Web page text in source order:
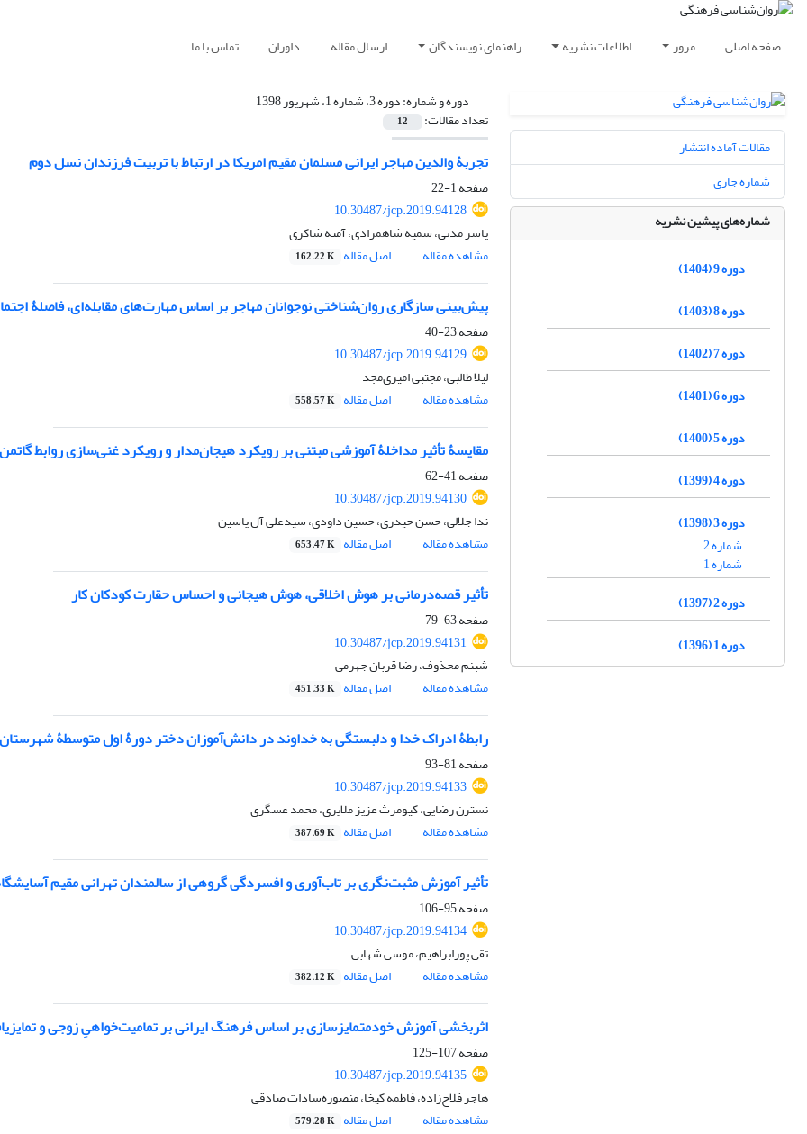
صفحه اصلی مرور اطلاعات نشریه راهنمای نویسندگان ارسال مقاله داوران تماس با ما
دوره و شماره:دوره 3، شماره 1، شهریور 1398
تعداد مقالات: 12
تجربۀ والدین مهاجر ایرانی مسلمان مقیم امریکا در ارتباط با تربیت فرزندان نسل دوم
صفحه1-22
10.30487/jcp.2019.94128
یاسر مدنی، سمیه شاهمرادی، آمنه شاکری
مشاهده مقاله
اصل مقاله 162.22 K
پیش‌بینی سازگاری روان‌شناختی نوجوانان مهاجر بر اساس مهارت‌های مقابله‌ای، فاصلۀ
صفحه23-40
10.30487/jcp.2019.94129
لیلا طالبی، مجتبی امیری‌مجد
مشاهده مقاله
اصل مقاله 558.57 K
مقایسۀ تأثیر مداخلۀ آموزشی مبتنی بر رویکرد هیجان‌مدار و رویکرد غنی‌سازی روابط
صفحه41-62
10.30487/jcp.2019.94130
ندا جلالی، حسن حیدری، حسین داودی، سیدعلی آل یاسین
مشاهده مقاله
اصل مقاله 653.47 K
تأثیر قصه‌درمانی بر هوش اخلاقی، هوش هیجانی و احساس حقارت کودکان کار
صفحه63-79
10.30487/jcp.2019.94131
شبنم محذوف، رضا قربان جهرمی
مشاهده مقاله
اصل مقاله 451.33 K
رابطۀ ادراک خدا و دلبستگی به خداوند در دانش‌آموزان دختر دورۀ اول متوسطۀ شهرستان
صفحه81-93
10.30487/jcp.2019.94133
نسترن رضایی، کیومرث عزیز ملایری، محمد عسگری
مشاهده مقاله
اصل مقاله 387.69 K
تأثیر آموزش مثبت‌نگری بر تاب‌آوری و افسردگی گروهی از سالمندان تهرانی مقیم
صفحه95-106
10.30487/jcp.2019.94134
تقی پورابراهیم، موسی شهابی
مشاهده مقاله
اصل مقاله 382.12 K
اثربخشی آموزش خودمتمایزسازی بر اساس فرهنگ ایرانی بر تمامیت‌خواهیِ زوجی و
صفحه107-125
10.30487/jcp.2019.94135
هاجر فلاح‌زاده، فاطمه کیخا، منصوره‌سادات صادقی
مشاهده مقاله
اصل مقاله 579.28 K
مقالات آماده انتشار
شماره جاری
شماره‌های پیشین نشریه
دوره 9 (1404)
دوره 8 (1403)
دوره 7 (1402)
دوره 6 (1401)
دوره 5 (1400)
دوره 4 (1399)
دوره 3 (1398)
شماره 2
شماره 1
دوره 2 (1397)
دوره 1 (1396)